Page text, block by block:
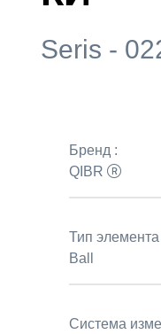
Seris -
Бренд :
QIBR
Тип элемента
Ball
Система